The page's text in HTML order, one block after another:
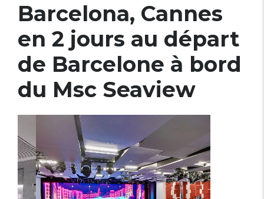
Barcelona, Cannes
en 2 jours au départ
de Barcelone à bord
du Msc Seaview